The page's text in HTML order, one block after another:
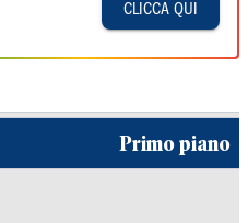
CLICCA QUI
Primo piano